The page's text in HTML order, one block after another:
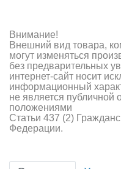
Зарядные устройства и
Двигатели
Технические жидкости
Внимание!
Внешний вид товара,
могут изменяться
без предварительных
интернет-сайт носит
информационный
не является
положениями
Статьи 437 (2)
Федерации.